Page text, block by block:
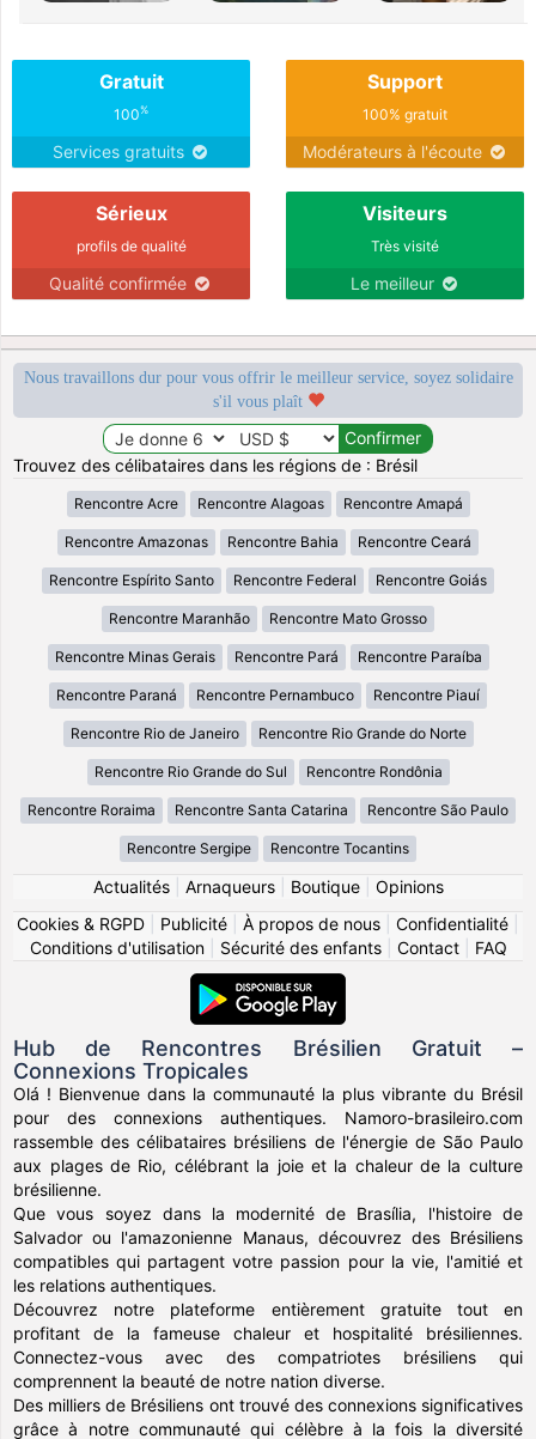
Gratuit
100%
Services gratuits
Support
100% gratuit
Modérateurs à l'écoute
Sérieux
profils de qualité
Qualité confirmée
Visiteurs
Très visité
Le meilleur
Nous travaillons dur pour vous offrir le meilleur service, soyez solidaire
s'il vous plaît
Trouvez des célibataires dans les régions de : Brésil
Rencontre Acre Rencontre Alagoas Rencontre Amapá
Rencontre Amazonas Rencontre Bahia Rencontre Ceará
Rencontre Espírito Santo Rencontre Federal Rencontre Goiás
Rencontre Maranhão Rencontre Mato Grosso
Rencontre Minas Gerais Rencontre Pará Rencontre Paraíba
Rencontre Paraná Rencontre Pernambuco Rencontre Piauí
Rencontre Rio de Janeiro Rencontre Rio Grande do Norte
Rencontre Rio Grande do Sul Rencontre Rondônia
Rencontre Roraima Rencontre Santa Catarina Rencontre São Paulo
Rencontre Sergipe Rencontre Tocantins
Actualités| Arnaqueurs| Boutique| Opinions
Cookies & RGPD
Publicité À propos de nous Confidentialité
Conditions d'utilisation| Sécurité des enfants| Contact| FAQ
Hub de Rencontres Brésilien Gratuit –
Connexions Tropicales
Olá ! Bienvenue dans la communauté la plus vibrante du Brésil
pour des connexions authentiques. Namoro-brasileiro.com
rassemble des célibataires brésiliens de l'énergie de São Paulo
aux plages de Rio, célébrant la joie et la chaleur de la culture
brésilienne.
Que vous soyez dans la modernité de Brasília, l'histoire de
Salvador ou l'amazonienne Manaus, découvrez des Brésiliens
compatibles qui partagent votre passion pour la vie, l'amitié et
les relations authentiques.
Découvrez notre plateforme entièrement gratuite tout en
profitant de la fameuse chaleur et hospitalité brésiliennes.
Connectez-vous avec des compatriotes brésiliens qui
comprennent la beauté de notre nation diverse.
Des milliers de Brésiliens ont trouvé des connexions significatives
grâce à notre communauté qui célèbre à la fois la diversité